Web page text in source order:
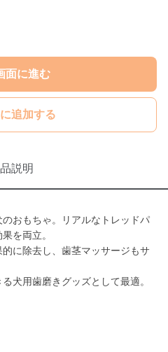
面に進む
追加する
説明
おもちゃ。リアルなトレッドパ
を両立。
に除去し、歯茎マッサージもサ
犬用歯磨きグッズとして最適。